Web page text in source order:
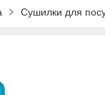
Сушилки для